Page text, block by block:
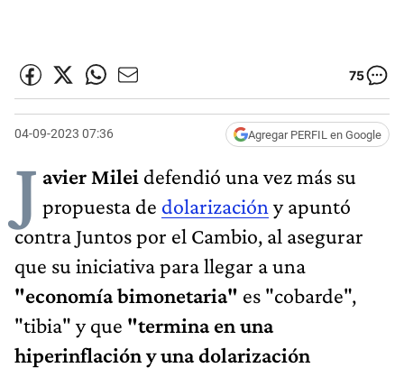
75
04-09-2023 07:36 Agregar PERFIL en Google
J avier Milei defendió una vez más su
propuesta de dolarización y apuntó
contra Juntos por el Cambio, al asegurar
que su iniciativa para llegar a una
"economía bimonetaria" es "cobarde",
"tibia" y que "termina en una
hiperinflación y una dolarización